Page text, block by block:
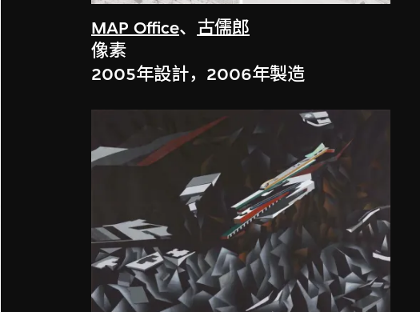
MAP Office、 古儒郎
像素
2005年設計，2006年製造